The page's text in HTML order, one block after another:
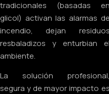
tradicionales (basadas en
glicol) activan las alarmas de
incendio, dejan residuos
resbaladizos y enturbian el
ambiente.
La solución profesional,
segura y de mayor impacto es